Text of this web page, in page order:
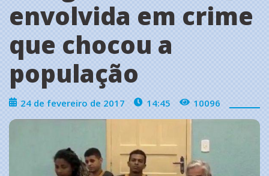
envolvida em crime
que chocou a
população
24 de fevereiro de 2017 14:45 10096